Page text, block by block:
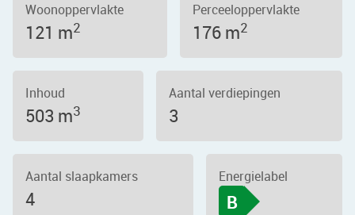
Woonoppervlakte
121 m2
Perceeloppervlakte
176 m2
Inhoud
503 m3
Aantal verdiepingen
3
Aantal slaapkamers
4
Energielabel
B